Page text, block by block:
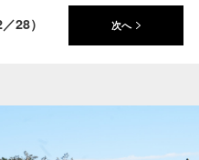
28） 次へ